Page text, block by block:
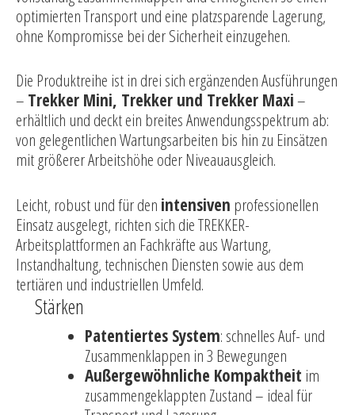
optimierten Transport und eine platzsparende Lagerung,
ohne Kompromisse bei der Sicherheit einzugehen.
Die Produktreihe ist in drei sich ergänzenden Ausführungen
– Trekker Mini, Trekker und Trekker Maxi–
erhältlich und deckt ein breites Anwendungsspektrum ab:
von gelegentlichen Wartungsarbeiten bis hin zu Einsätzen
mit größerer Arbeitshöhe oder Niveauausgleich.
Leicht, robust und für den intensiven professionellen
Einsatz ausgelegt, richten sich die TREKKER-
Arbeitsplattformen an Fachkräfte aus Wartung,
Instandhaltung, technischen Diensten sowie aus dem
tertiären und industriellen Umfeld.
Stärken
Patentiertes System: schnelles Auf- und
Zusammenklappen in 3 Bewegungen
Außergewöhnliche Kompaktheit im
zusammengeklappten Zustand – ideal für